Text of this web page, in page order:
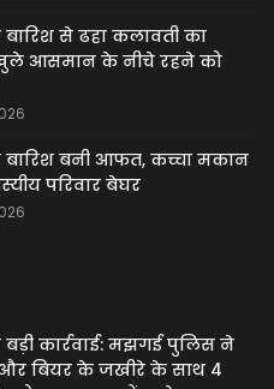
बारिश से ढहा कलावती का
आसमान के नीचे रहने को
बारिश बनी आफत, कच्चा मकान
परिवार बेघर
कार्रवाई: मझगई पुलिस ने
और बियर के जखीरे के साथ 4